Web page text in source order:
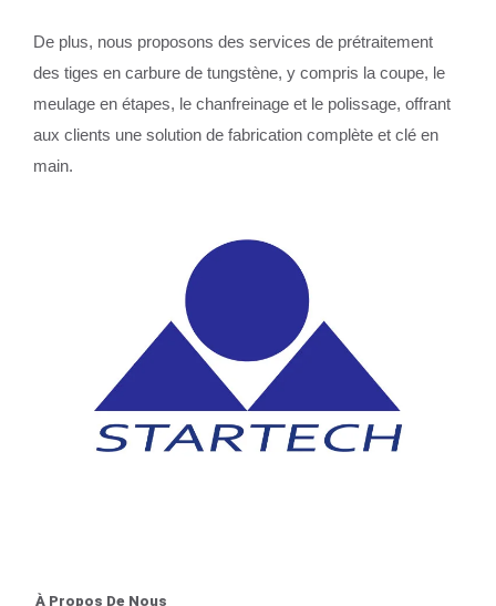
De plus, nous proposons des services de prétraitement
des tiges en carbure de tungstène, y compris la coupe, le
meulage en étapes, le chanfreinage et le polissage, offrant
aux clients une solution de fabrication complète et clé en
main.
À Propos De Nous